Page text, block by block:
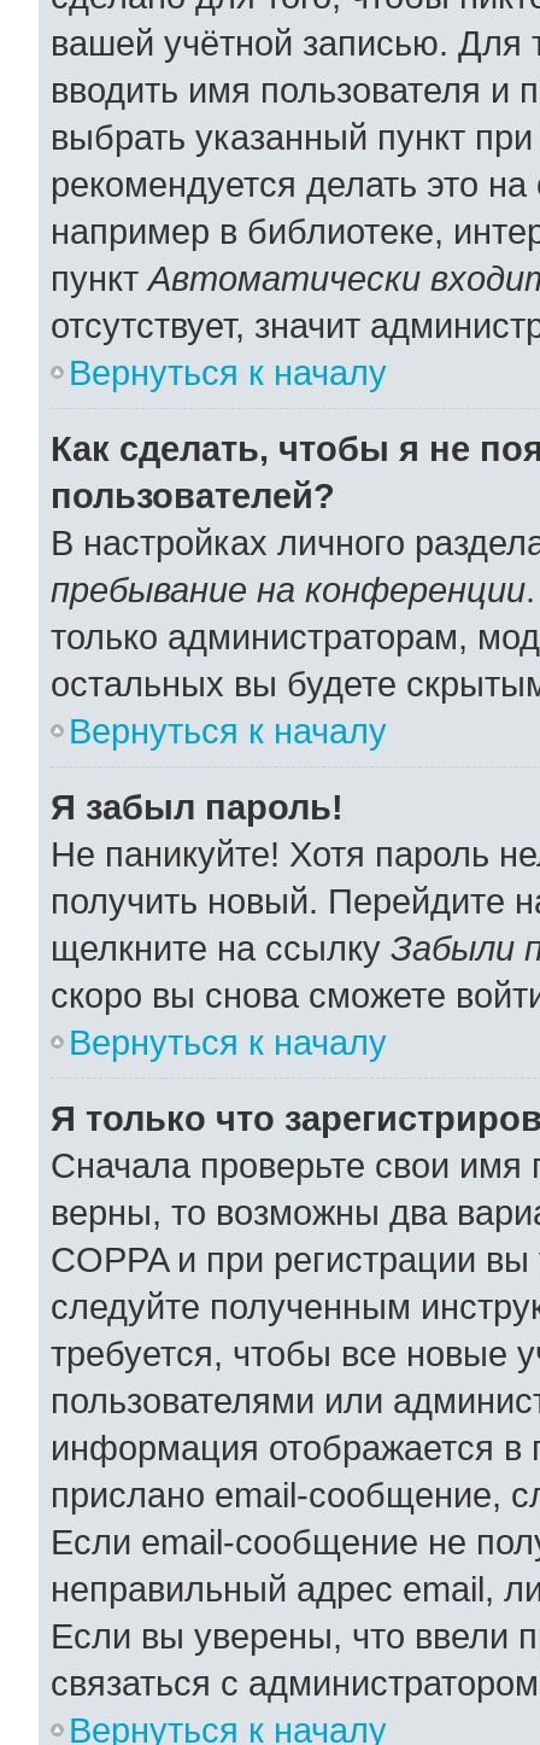
вашей учётной записью. Для
вводить имя пользователя
выбрать указанный пункт
рекомендуется делать это
например в библиотеке,
пунктАвтоматически
отсутствует, значит
Вернуться к началу
Как сделать, чтобы я не
пользователей?
В настройках личного
пребывание на конференции
только администраторам,
остальных вы будете
Вернуться к началу
Я забыл пароль!
Не паникуйте! Хотя пароль
получить новый. Перейдите
щелкните на ссылку Забыли
скоро вы снова сможете
Вернуться к началу
Я только что
Сначала проверьте свои имя
верны, то возможны два
COPPA и при регистрации
следуйте полученным
требуется, чтобы все новые
пользователями или
информация отображается в
прислано email-сообщение,
Если email-сообщение не
неправильный адрес email,
Если вы уверены, что ввели
связаться с
Вернуться к началу